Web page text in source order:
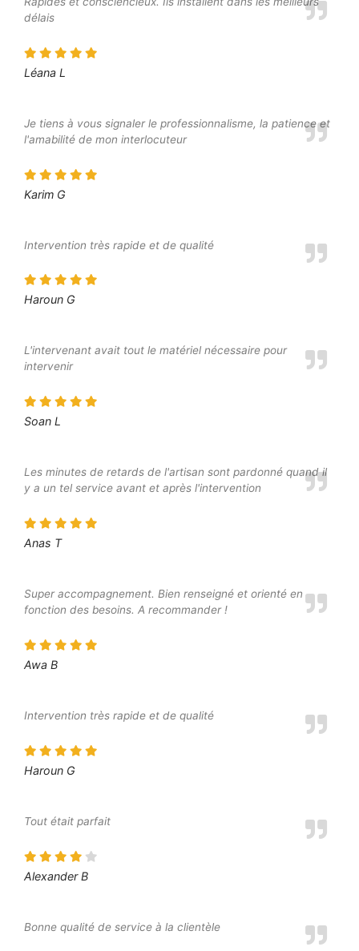
délais
Léana L
Je tiens à vous signaler le professionnalisme, la patience et
l'amabilité de mon interlocuteur
Karim G
Intervention très rapide et de qualité
Haroun G
L'intervenant avait tout le matériel nécessaire pour
intervenir
Soan L
Les minutes de retards de l'artisan sont pardonné quand il
y a un tel service avant et après l'intervention
Anas T
Super accompagnement. Bien renseigné et orienté en
fonction des besoins. A recommander !
Awa B
Intervention très rapide et de qualité
Haroun G
Tout était parfait
Alexander B
Bonne qualité de service à la clientèle